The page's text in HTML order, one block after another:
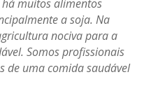
muitos alimentos
a soja. Na
nociva para a
Somos profissionais
de uma comida saudável